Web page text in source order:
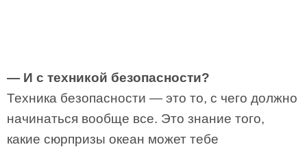
— И с техникой безопасности?
Техника безопасности — это то, с чего должно
начинаться вообще все. Это знание того,
какие сюрпризы океан может тебе